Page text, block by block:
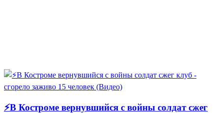
⚡В Костроме вернувшийся с войны солдат сжег